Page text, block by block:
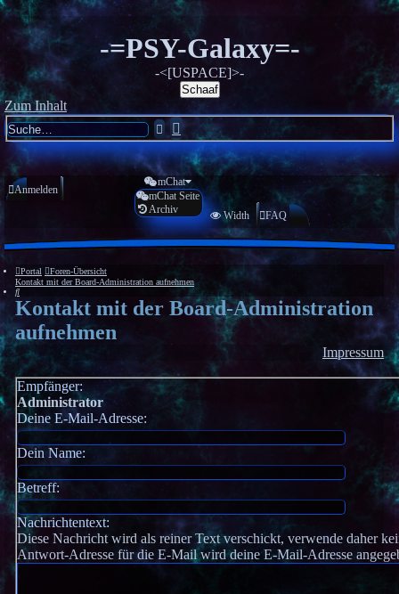
-=PSY-Galaxy=-
-<[USPACE]>-
Schaaf
Zum Inhalt
SucheErweiterte
Suche
Anmelden
mChat
mChat Seite
Archiv
Width FAQ
Portal
Foren-Übersicht
Kontakt mit der Board-Administration aufnehmen
Suche
Kontakt mit der Board-Administration
aufnehmen
Impressum
Empfänger:
Administrator
Deine E-Mail-Adresse:
Dein Name:
Betreff:
Nachrichtentext:
Diese Nachricht wird als reiner Text verschickt, verwende daher
Antwort-Adresse für die E-Mail wird deine E-Mail-Adresse